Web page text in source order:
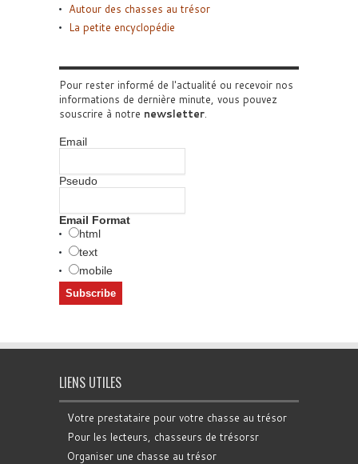
Autour des chasses au trésor
La petite encyclopédie
Pour rester informé de l'actualité ou recevoir nos
informations de dernière minute, vous pouvez
souscrire à notre newsletter
Email
Pseudo
Email Format
html
text
mobile
LIENS UTILES
Votre prestataire pour votre chasse au trésor
Pour les lecteurs, chasseurs de trésorsr
Organiser une chasse au trésor